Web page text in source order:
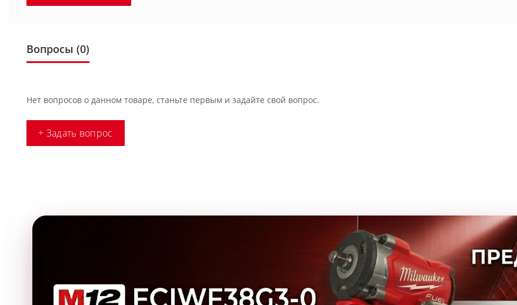
Вопросы (0)
Нет вопросов о данном товаре, станьте первым и задайте свой вопрос.
+ Задать вопрос